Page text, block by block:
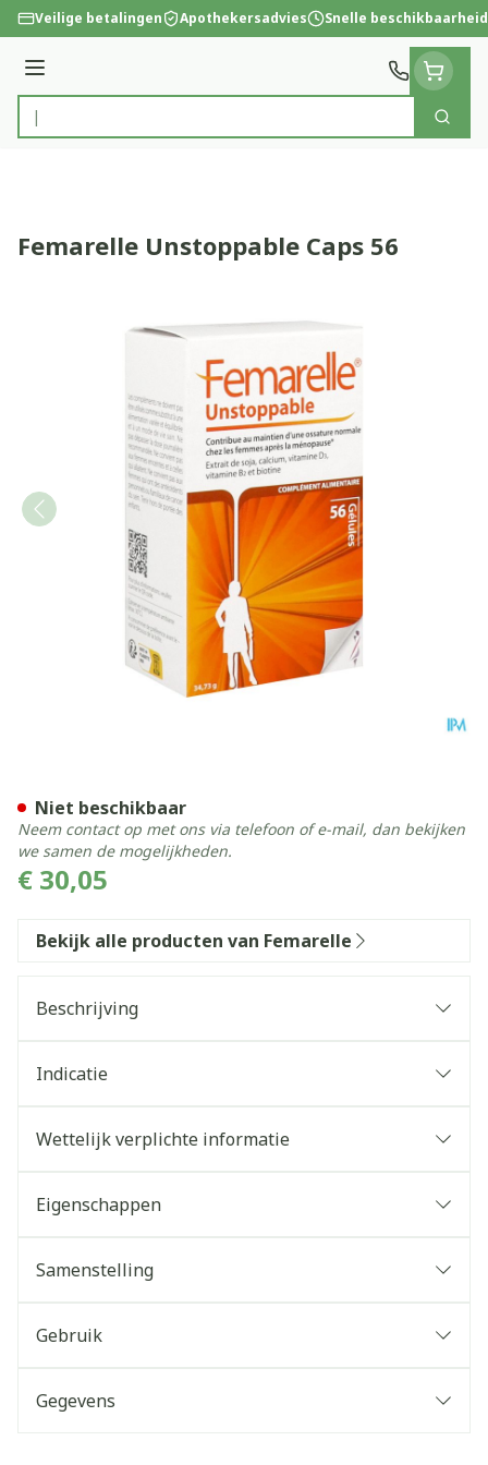
Ga naar de inhoud
Veilige betalingen Apothekersadvies Snelle beschikbaarheid
Menu
Product, merk, categorie...
Zoek
Femarelle Unstoppable Caps 56
€ 30,05
Niet beschikbaar
Neem contact op met ons via telefoon of e-mail, dan bekijken
we samen de mogelijkheden.
Bekijk alle producten van Femarelle
Beschrijving
Indicatie
Wettelijk verplichte informatie
Eigenschappen
Samenstelling
Gebruik
Gegevens